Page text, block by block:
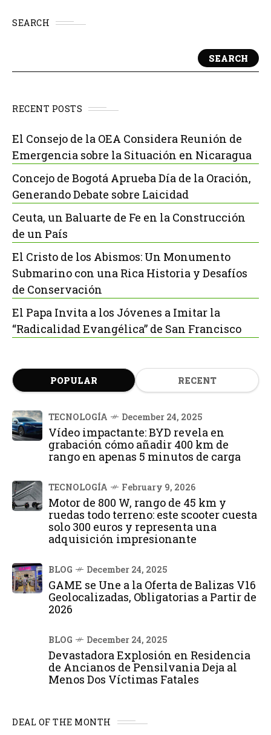
SEARCH
SEARCH
RECENT POSTS
El Consejo de la OEA Considera Reunión de
Emergencia sobre la Situación en Nicaragua
Concejo de Bogotá Aprueba Día de la Oración,
Generando Debate sobre Laicidad
Ceuta, un Baluarte de Fe en la Construcción
de un País
El Cristo de los Abismos: Un Monumento
Submarino con una Rica Historia y Desafíos
de Conservación
El Papa Invita a los Jóvenes a Imitar la
“Radicalidad Evangélica” de San Francisco
POPULAR RECENT
TECNOLOGÍA December 24, 2025
Vídeo impactante: BYD revela en
grabación cómo añadir 400 km de
rango en apenas 5 minutos de carga
TECNOLOGÍA February 9, 2026
Motor de 800 W, rango de 45 km y
ruedas todo terreno: este scooter cuesta
solo 300 euros y representa una
adquisición impresionante
BLOG December 24, 2025
GAME se Une a la Oferta de Balizas V16
Geolocalizadas, Obligatorias a Partir de
2026
BLOG December 24, 2025
Devastadora Explosión en Residencia
de Ancianos de Pensilvania Deja al
Menos Dos Víctimas Fatales
DEAL OF THE MONTH